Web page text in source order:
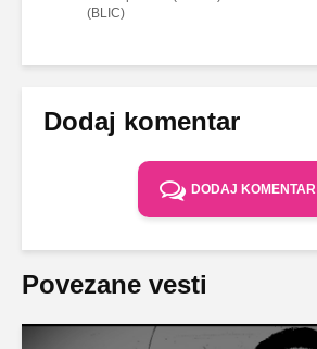
(BLIC)
Dodaj komentar
DODAJ KOMENTAR
Povezane vesti